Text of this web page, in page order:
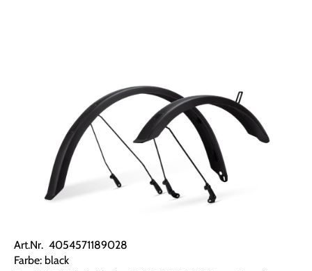
Art.Nr. 4054571189028
Farbe: black